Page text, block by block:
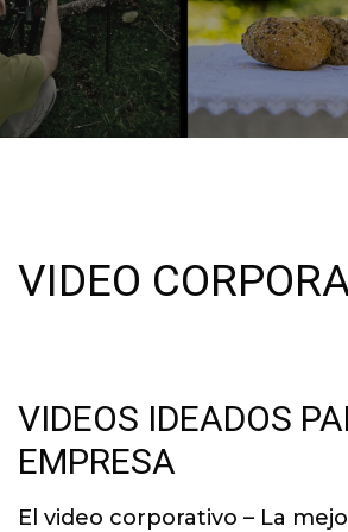
VIDEO
VIDEOS IDEADOS
EMPRESA
El video corporativo – La